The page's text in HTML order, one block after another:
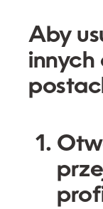
Aby
innych